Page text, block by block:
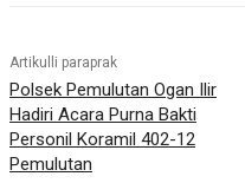
Artikulli paraprak
Polsek Pemulutan Ogan Ilir
Hadiri Acara Purna Bakti
Personil Koramil 402-12
Pemulutan